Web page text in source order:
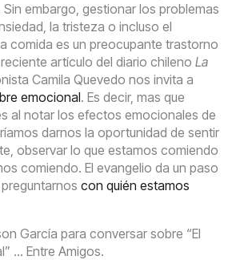
embargo, gestionar los problemas
la tristeza o incluso el
comida es un preocupante trastorno
reciente artículo del diario chilenoLa
Camila Quevedo nos invita a
emocional. Es decir, mas que
al notar los efectos emocionales de
darnos la oportunidad de sentir
observar lo que estamos comiendo
comiendo. El evangelio da un paso
preguntarnoscon quién estamos
García para conversar sobre “El
… Entre Amigos.